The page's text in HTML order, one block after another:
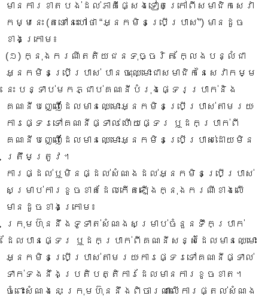
មាន​ការ​ខាតបង់​ដល់​​ភាគីផ្សេង​ទៀត​ក្រៅ​ពី​សមាជិក​​សេវា
កម្មនេះ (​តទៅនេះហៅថា “អ្នកមិន​ប្រើប្រាស់”) មានដូច
ខាងក្រោម៖
(១) ក្នុងករណីតតិយជនទុច្ចរិត ក្លែងបន្លំជា
អ្នកមិនប្រើប្រាស់ បានចុះឈ្មោះជាសមាជិកនៃសេវាកម្ម
នេះ បន្ទាប់មកភ្ជាប់គណនីបំរុងផ្ទេរប្រាក់និង
គណនីបញ្ញើដែលមានឈ្មោះអ្នកមិនប្រើប្រាស់តាមរយៈ
ការផ្ទេរទៅគណនីផ្ទាល់ ហើយផ្ទេរ ឬដកប្រាក់ពី
គណនីបញ្ញើដែលមានឈ្មោះអ្នកមិនប្រើប្រាស់ដោយមិន
ត្រឹមត្រូវ។
ការផ្ដល់ឬមិនផ្ដល់សំណងដល់អ្នកមិនប្រើប្រាស់
សម្រាប់ការខូចខាតដែលកើតឡើងក្នុងករណីខាងលើ
មានដូចខាងក្រោម៖
ក្រុមហ៊ុននឹងទូទាត់សំណងសម្រាប់ចំនួនទឹកប្រាក់
ដែលបានផ្ទេរ ឬដកប្រាក់ពីគណនីសន្សំដែលមានឈ្មោះ
អ្នកមិនប្រើប្រាស់តាមរយៈការផ្ទេរទៅគណនីផ្ទាល់
ទាក់ទងនឹងប្រតិបត្តិការដែលមានការខូចខាត។
ចំពោះសំណងនេះ ក្រុមហ៊ុននឹងពិចារណាលើការផ្តល់សំណង​